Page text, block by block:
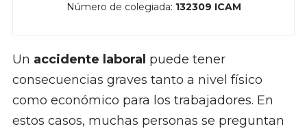
Número de colegiada: 132309 ICAM
Un accidente laboral puede tener
consecuencias graves tanto a nivel físico
como económico para los trabajadores. En
estos casos, muchas personas se preguntan